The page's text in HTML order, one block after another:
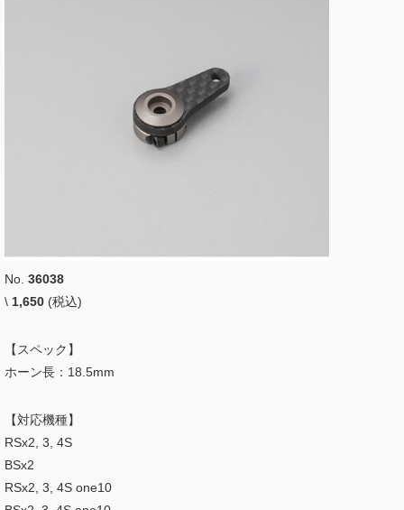
No. 36038
\ 1,650 (税込)
【スペック】
ホーン長：18.5mm
【対応機種】
RSx2, 3, 4S
BSx2
RSx2, 3, 4S one10